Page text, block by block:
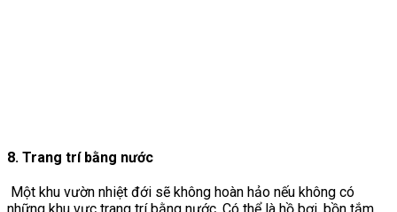
8. Trang trí bằng nước
Một khu vườn nhiệt đới sẽ không hoàn hảo nếu không có